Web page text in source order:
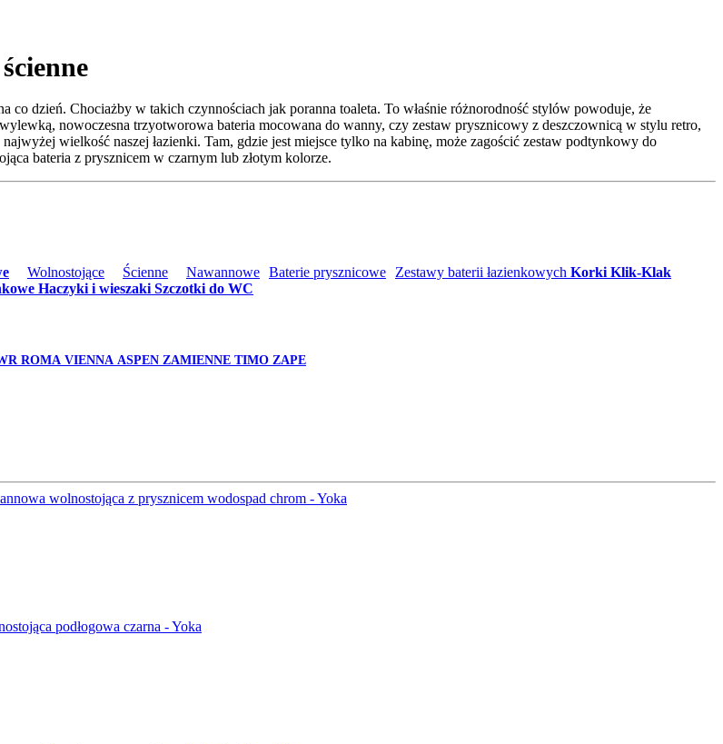
dzień. Chociażby w takich czynnościach jak poranna toaleta. To właśnie różnorodność stylów powoduje, że
nowoczesna trzyotworowa bateria mocowana do wanny, czy zestaw prysznicowy z deszczownicą w stylu retro,
wielkość naszej łazienki. Tam, gdzie jest miejsce tylko na kabinę, może zagościć zestaw podtynkowy do
bateria z prysznicem w czarnym lub złotym kolorze.
Wolnostojące Ścienne Nawannowe Baterie prysznicowe Zestawy baterii łazienkowych Korki Klik-Klak
Haczyki i wieszaki Szczotki do WC
ROMA VIENNA ASPEN ZAMIENNE TIMO ZAPE